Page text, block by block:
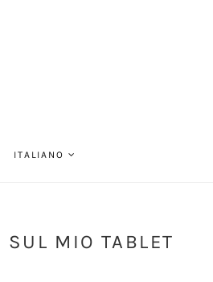
ITALIANO
SUL MIO TABLET